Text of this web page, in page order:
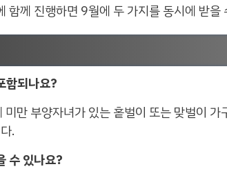
께 진행하면 9월에 두 가지를 동시에 받을
함되나요?
만 부양자녀가 있는 홑벌이 또는 맞벌이 가
.
수 있나요?